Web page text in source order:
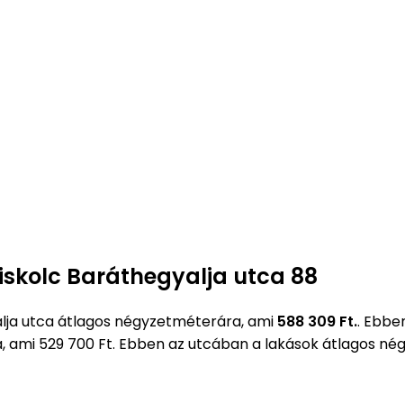
Baráthegyalja utca 88
utca átlagos négyzetméterára, ami 588 309 Ft..
529 700 Ft. Ebben az utcában a lakások átlagos